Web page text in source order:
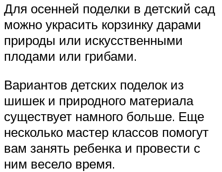
Для осенней поделки в детский сад
можно украсить корзинку дарами
природы или искусственными
плодами или грибами.
Вариантов детских поделок из
шишек и природного материала
существует намного больше. Еще
несколько мастер классов помогут
вам занять ребенка и провести с
ним весело время.